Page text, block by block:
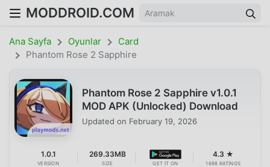
MODDROID.COM
Ana Sayfa Oyunlar
Card
Phantom Rose 2 Sapphire
Phantom Rose 2 Sapphire v1.0.1
MOD APK (Unlocked) Download
Updated on February 19, 2026
1.0.1
VERSION
269.33MB
SIZE GET IT ON
4.3 ★
1698 RATINGS